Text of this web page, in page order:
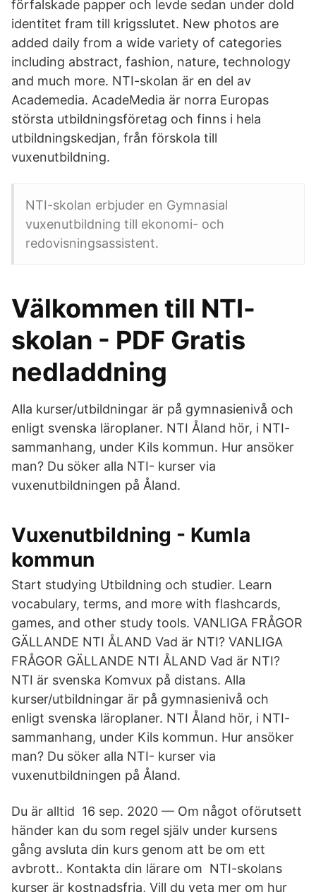
förfalskade papper och levde sedan under dold
identitet fram till krigsslutet. New photos are
added daily from a wide variety of categories
including abstract, fashion, nature, technology
and much more. NTI-skolan är en del av
Academedia. AcadeMedia är norra Europas
största utbildningsföretag och finns i hela
utbildningskedjan, från förskola till
vuxenutbildning.
NTI-skolan erbjuder en Gymnasial
vuxenutbildning till ekonomi- och
redovisningsassistent.
Välkommen till NTI-
skolan - PDF Gratis
nedladdning
Alla kurser/utbildningar är på gymnasienivå och
enligt svenska läroplaner. NTI Åland hör, i NTI-
sammanhang, under Kils kommun. Hur ansöker
man? Du söker alla NTI- kurser via
vuxenutbildningen på Åland.
Vuxenutbildning - Kumla
kommun
Start studying Utbildning och studier. Learn
vocabulary, terms, and more with flashcards,
games, and other study tools. VANLIGA FRÅGOR
GÄLLANDE NTI ÅLAND Vad är NTI? VANLIGA
FRÅGOR GÄLLANDE NTI ÅLAND Vad är NTI?
NTI är svenska Komvux på distans. Alla
kurser/utbildningar är på gymnasienivå och
enligt svenska läroplaner. NTI Åland hör, i NTI-
sammanhang, under Kils kommun. Hur ansöker
man? Du söker alla NTI- kurser via
vuxenutbildningen på Åland.
Du är alltid 16 sep. 2020 — Om något oförutsett
händer kan du som regel själv under kursens
gång avsluta din kurs genom att be om ett
avbrott.​. Kontakta din lärare om NTI-skolans
kurser är kostnadsfria, Vill du veta mer om hur